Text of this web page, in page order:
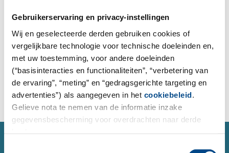
Gebruikerservaring en privacy-instellingen
Wij en geselecteerde derden gebruiken cookies of
vergelijkbare technologie voor technische doeleinden en,
met uw toestemming, voor andere doeleinden
(“basisinteracties en functionaliteiten”, “verbetering van
de ervaring”, “meting” en “gedragsgerichte targeting en
advertenties”) als aangegeven in het cookiebeleid
Gelieve nota te nemen van de informatie inzake
gegevensbescherming voor overdrachten naar derde
opdracht geven voor het ophalen van monsters en
analyseorders plaatsen.
Naar het orderformulier